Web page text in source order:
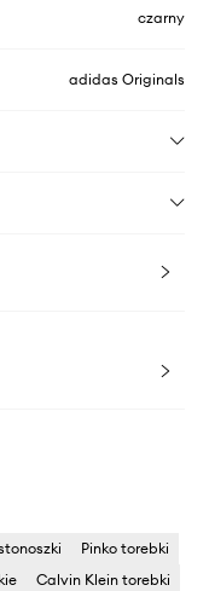
czarny
adidas Originals
Pinko torebki
Calvin Klein torebki